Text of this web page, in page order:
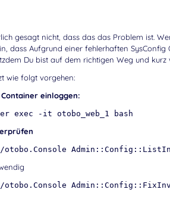
gesagt nicht, dass das das Problem ist.
dass Aufgrund einer fehlerhaften
Du bist auf dem richtigen Weg und kurz
wie folgt vorgehen:
Container einloggen:
exec -it otobo_web_1 bash
otobo.Console
otobo.Console